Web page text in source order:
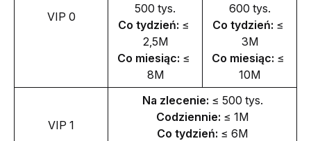
VIP 0
500 tys.
Co tydzień: ≤
2,5M
Co miesiąc: ≤
8M
600 tys.
Co tydzień: ≤
3M
Co miesiąc: ≤
10M
VIP 1
Na zlecenie: ≤ 500 tys.
Codziennie: ≤ 1M
Co tydzień: ≤ 6M